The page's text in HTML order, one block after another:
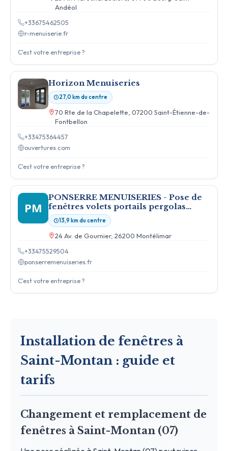
Andéol
+33675462505
r-menuiserie.fr
C'est votre entreprise ?
Horizon Menuiseries
27,0 km du centre
70 Rte de la Chapelette, 07200 Saint-Étienne-de-
Fontbellon
+33475364457
ouvertures.com
C'est votre entreprise ?
PM
PONSERRE MENUISERIES - Pose de
fenêtres volets portails pergolas
vérandas à Montélimar
13,9 km du centre
24 Av. de Gournier, 26200 Montélimar
+33475529504
ponserremenuiseries.fr
C'est votre entreprise ?
Installation de fenêtres à
Saint-Montan : guide et
tarifs
Changement et remplacement de
fenêtres à Saint-Montan (07)